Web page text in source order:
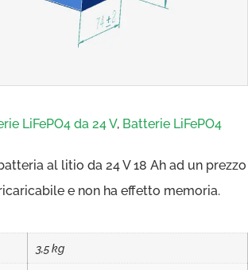
LiFePO4 da 24 V, Batterie LiFePO4
al litio da 24 V 18 Ah ad un prezzo
e non ha effetto memoria.
3,5 kg